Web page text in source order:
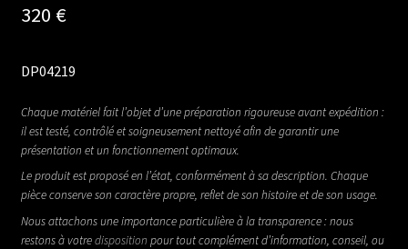
320 €
DP04219
Chaque matériel fait l’objet d’une préparation rigoureuse avant expédition :
il est testé, contrôlé et soigneusement nettoyé afin de garantir une
présentation et un fonctionnement optimaux.
Le produit est proposé en l’état, conformément à sa description. Chaque
pièce conserve son caractère propre, reflet de son histoire et de son usage.
Nous attachons une importance particulière à la transparence : nous
restons à votredisposition pour tout complément d’information, conseil, ou